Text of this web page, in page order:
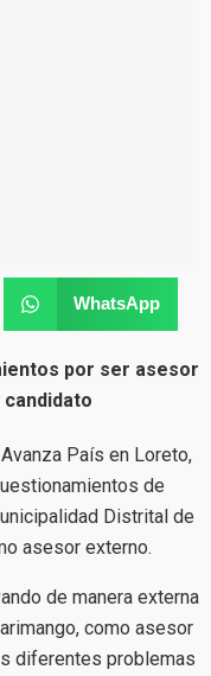
WhatsApp
por ser asesor
candidato
País en Loreto,
de
Distrital de
asesor externo.
de manera externa
como asesor
diferentes problemas